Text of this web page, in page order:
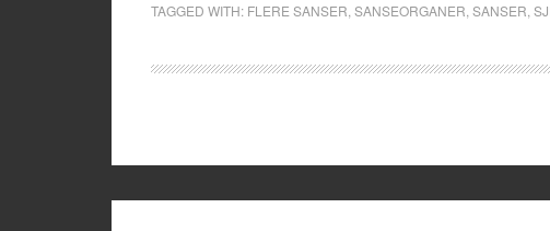
TAGGED WITH: FLERE SANSER SANSEORGANER SANSER